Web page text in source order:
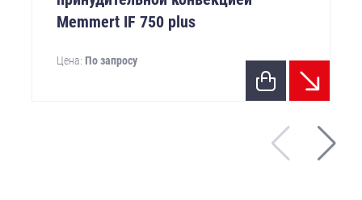
Memmert IF 750 plus
Цена: По запросу